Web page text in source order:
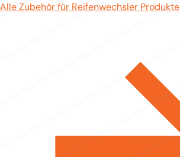
Alle Zubehör für Reifenwechsler Produkte